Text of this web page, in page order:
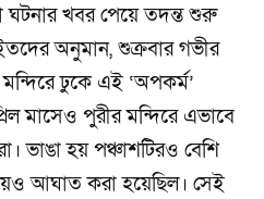
ঘটনার খবর পেয়ে তদন্ত শুরু
অনুমান, শুক্রবার গভীর
মন্দিরে ঢুকে এই ‘অপকর্ম’
মাসেও পুরীর মন্দিরে এভাবে
ভাঙা হয় পঞ্চাশটিরও বেশি
আঘাত করা হয়েছিল। সেই